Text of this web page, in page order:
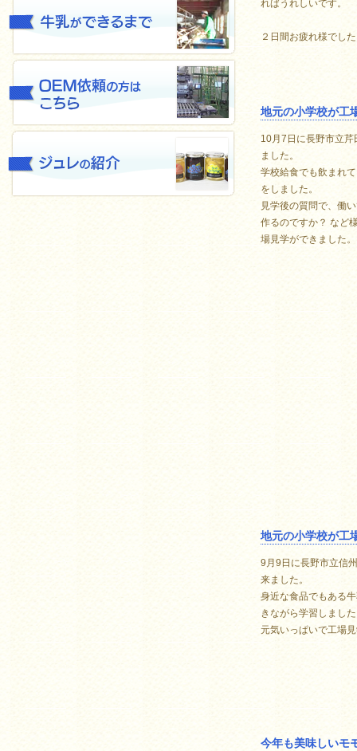
ればうれしいです。
２日間お疲れ様でし
地元の小学校が工
10月7日に長野市立
ました。
学校給食でも飲まれ
をしました。
見学後の質問で、働
作るのですか？ など
場見学ができました。
地元の小学校が工
9月9日に長野市立信
来ました。
身近な食品でもある
きながら学習しまし
元気いっぱいで工場
今年も美味しいモ